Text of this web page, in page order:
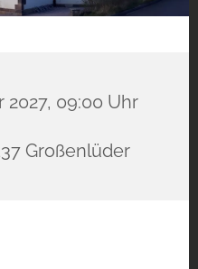
2027, 09:00 Uhr
Großenlüder